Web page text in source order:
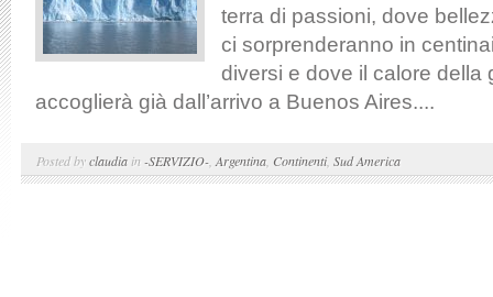
terra di passioni, dove
ci sorprenderanno in
diversi e dove il calore della
accoglierà già dall’arrivo a Buenos Aires....
Posted byclaudia in -SERVIZIO- Argentina Continenti, Sud America